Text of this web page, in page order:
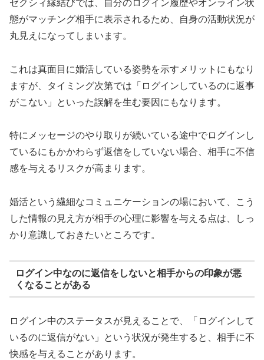
ゼクシィ縁結びでは、自分のログイン履歴やオンライン状
態がマッチング相手に表示されるため、自身の活動状況が
丸見えになってしまいます。
これは真面目に婚活している姿勢を示すメリットにもなり
ますが、タイミング次第では「ログインしているのに返事
がこない」といった誤解を生む要因にもなります。
特にメッセージのやり取りが続いている途中でログインし
ているにもかかわらず返信をしていない場合、相手に不信
感を与えるリスクが高まります。
婚活という繊細なコミュニケーションの場において、こう
した情報の見え方が相手の心理に影響を与える点は、しっ
かり意識しておきたいところです。
ログイン中なのに返信をしないと相手からの印象が悪
くなることがある
ログイン中のステータスが見えることで、「ログインして
いるのに返信がない」という状況が発生すると、相手に不
快感を与えることがあります。